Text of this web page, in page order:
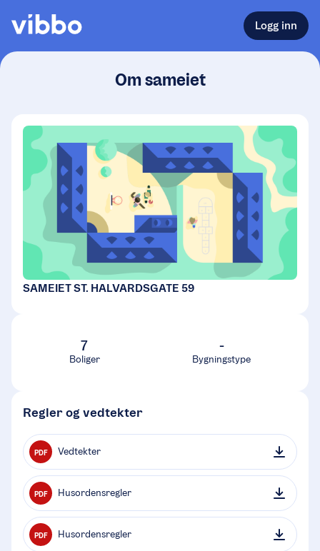
Logg inn
Om sameiet
SAMEIET ST. HALVARDSGATE 59
7
Boliger
-
Bygningstype
Regler og vedtekter
PDF Vedtekter
PDF Husordensregler
PDF Husordensregler